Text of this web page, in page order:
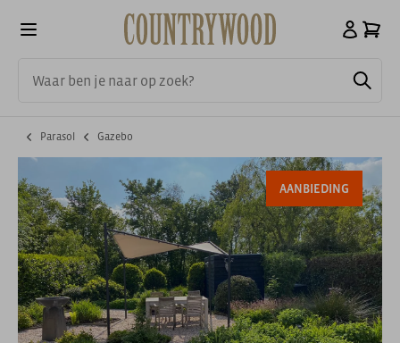
Parasol Gazebo
AANBIEDING